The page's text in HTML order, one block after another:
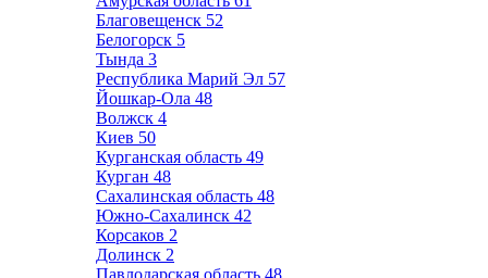
Благовещенск 52
Белогорск 5
Тында 3
Республика Марий Эл 57
Йошкар-Ола 48
Волжск 4
Киев 50
Курганская область 49
Курган 48
Сахалинская область 48
Южно-Сахалинск 42
Корсаков 2
Долинск 2
Павлодарская область 48